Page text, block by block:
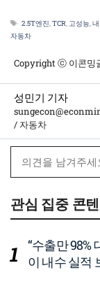
태
그
2.5T엔진,TCR, 고성능,
자동차
Copyright ⓒ 이콘밍
성민기 기자
/ 자동차
관심 집중 콘
“수출만 98%
이 내수 실적